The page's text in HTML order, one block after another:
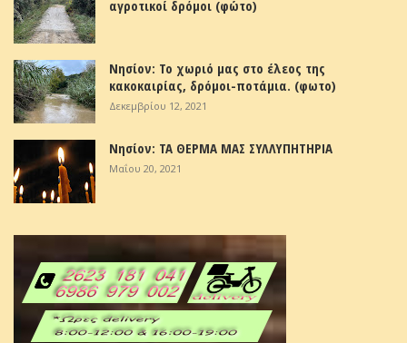
αγροτικοί δρόμοι (φώτο)
Νησίον: Το χωριό μας στο έλεος της
κακοκαιρίας, δρόμοι-ποτάμια. (φωτο)
Δεκεμβρίου 12, 2021
Νησίον: ΤΑ ΘΕΡΜΑ ΜΑΣ ΣΥΛΛΥΠΗΤΗΡΙΑ
Μαΐου 20, 2021